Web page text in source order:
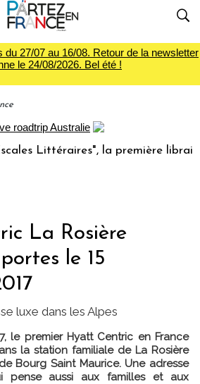
27/07 au 16/08. Retour de la newsletter
le 24/08/2026. Bel été !
Littéraires", la première librairie du
La Rosière
le 15
luxe dans les Alpes
le premier Hyatt Centric en France
la station familiale de La Rosière
Bourg Saint Maurice. Une adresse
pense aussi aux familles et aux